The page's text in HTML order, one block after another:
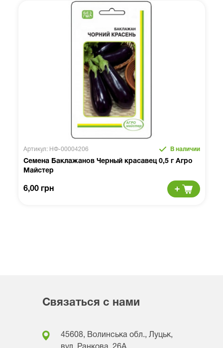
Артикул: НФ-00004206 В наличии
Семена Баклажанов Черный красавец 0,5 г Агро
Майстер
6,00 грн
Связаться с нами
45608, Волинська обл., Луцьк,